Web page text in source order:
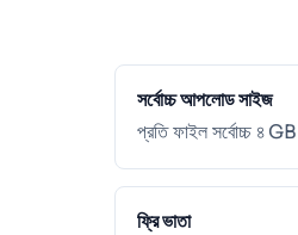
সর্বোচ্চ আপলোড সাইজ
প্রতি ফাইল সর্বোচ্চ ৪
ফ্রি ভাতা